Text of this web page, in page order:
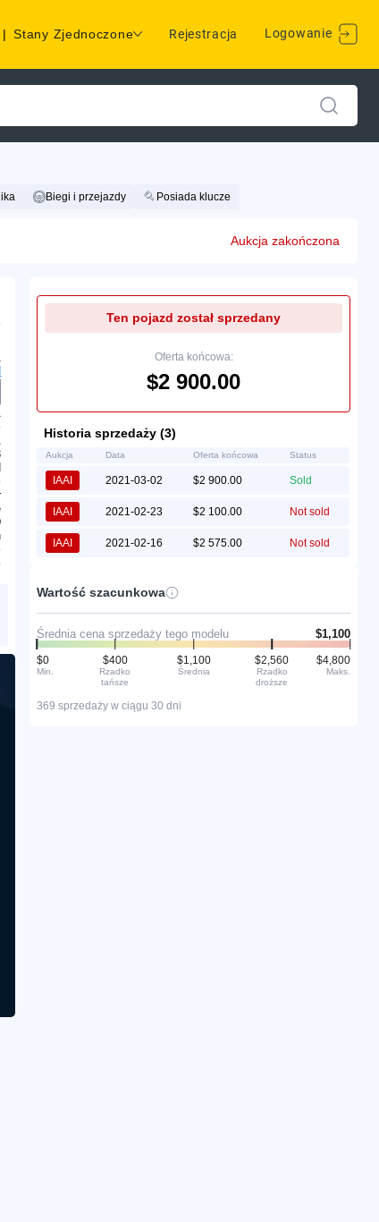
| Stany Zjednoczone Rejestracja Logowanie
Biegi i przejazdy Posiada klucze
Aukcja zakończona
Ten pojazd został sprzedany
Oferta końcowa:
$2 900.00
Historia sprzedaży (3)
Aukcja Data Oferta końcowa Status
IAAI 2021-03-02 $2 900.00 Sold
IAAI 2021-02-23 $2 100.00 Not sold
IAAI 2021-02-16 $2 575.00 Not sold
Wartość szacunkowa
Średnia cena sprzedaży tego modelu $1,100
$0
Min.
$400
Rzadko
tańsze
$1,100
Średnia
$2,560
Rzadko
droższe
$4,800
Maks.
369 sprzedaży w ciągu 30 dni